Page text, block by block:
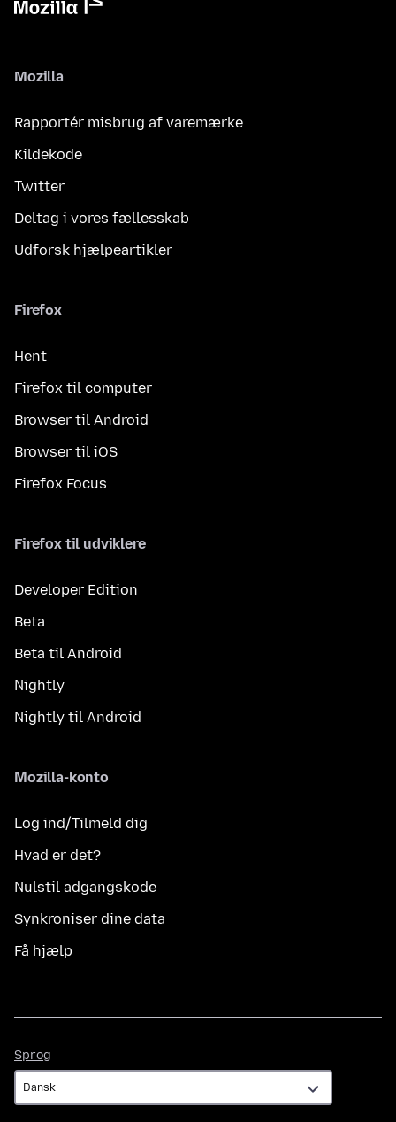
Mozilla
Rapportér misbrug af varemærke
Kildekode
Twitter
Deltag i vores fællesskab
Udforsk hjælpeartikler
Firefox
Hent
Firefox til computer
Browser til Android
Browser til iOS
Firefox Focus
Firefox til udviklere
Developer Edition
Beta
Beta til Android
Nightly
Nightly til Android
Mozilla-konto
Log ind/Tilmeld dig
Hvad er det?
Nulstil adgangskode
Synkroniser dine data
Få hjælp
Sprog